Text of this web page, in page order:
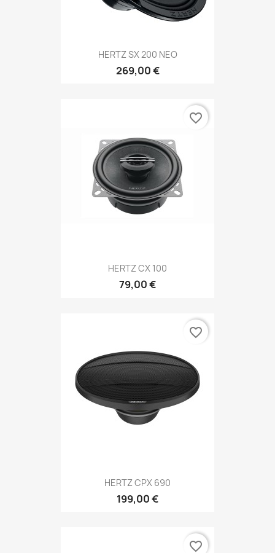
HERTZ SX 200 NEO
269,00 €
HERTZ CX 100
79,00 €
favorite_border
HERTZ CPX 690
199,00 €
favorite_border
favorite_border